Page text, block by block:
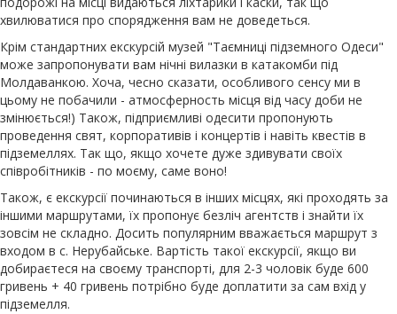
хвилюватися про спорядження вам не доведеться.
Крім стандартних екскурсій музей "Таємниці підземного Одеси"
може запропонувати вам нічні вилазки в катакомби під
Молдаванкою. Хоча, чесно сказати, особливого сенсу ми в
цьому не побачили - атмосферность місця від часу доби не
змінюється!) Також, підприємливі одесити пропонують
проведення свят, корпоративів і концертів і навіть квестів в
підземеллях. Так що, якщо хочете дуже здивувати своїх
співробітників - по моєму, саме воно!
Також, є екскурсії починаються в інших місцях, які проходять за
іншими маршрутами, їх пропонує безліч агентств і знайти їх
зовсім не складно. Досить популярним вважається маршрут з
входом в с. Нерубайське. Вартість такої екскурсії, якщо ви
добираєтеся на своєму транспорті, для 2-3 чоловік буде 600
гривень + 40 гривень потрібно буде доплатити за сам вхід у
підземелля.